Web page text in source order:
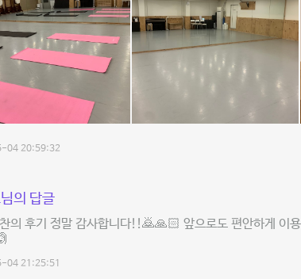
04 20:59:32
의 답글
의 후기 정말 감사합니다!!🙇🙏🏻 앞으로도 편안하게 이
04 21:25:51